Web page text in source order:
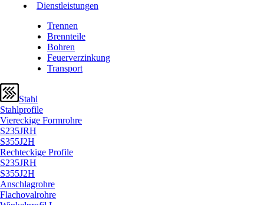
Dienstleistungen
Trennen
Brennteile
Bohren
Feuerverzinkung
Transport
Stahl
Stahlprofile
Viereckige Formrohre
S235JRH
S355J2H
Rechteckige Profile
S235JRH
S355J2H
Anschlagrohre
Flachovalrohre